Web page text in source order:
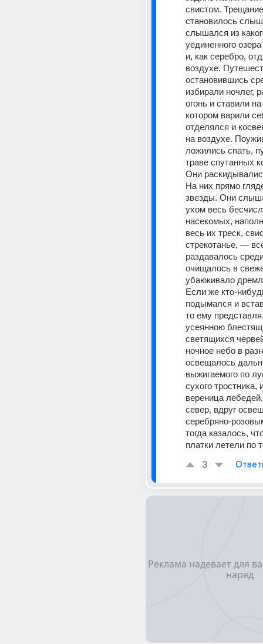
свистом.
становилось
слышался из
уединенного
и, как серебро,
воздухе.
остановившись
избирали ночлег,
огонь и ставили
котором варили
отделялся и
на воздухе.
ложились спать,
траве спутанных
Они
На них прямо
звезды. Они
ухом весь
насекомых,
весь их треск,
стрекотанье, —
раздавалось
очищалось в
убаюкивало
Если же кто-
подымался и
то ему
усеянною
светящихся
ночное небо в
освещалось
выжигаемого по
сухого тростника,
вереница
север, вдруг
серебряно-
тогда казалось,
платки летели по
3